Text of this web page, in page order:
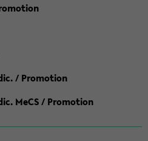
/ Promotion
MeCS / Promotion